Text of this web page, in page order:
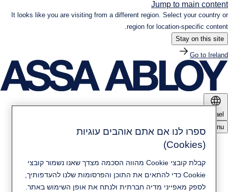
Jump to main content
It looks like you are visiting from a different region. Select your country or
region for location-specific content.
Stay on this site
Go to Ireland
Israel
Menu
מוצרים ופתרונות
חדשות ומדיה
קיימות
ספרו לנו אם אתם אוהבים עוגיות
(Cookies)
קבלת קובצי Cookie מהווה הסכמה מצדך שאנו נשמור קובצי
Cookie כדי להתאים את התוכן והפרסומות שלנו להעדפותיך,
לספק מאפייני מדיה חברתית ולנתח את אופן השימוש באתר.